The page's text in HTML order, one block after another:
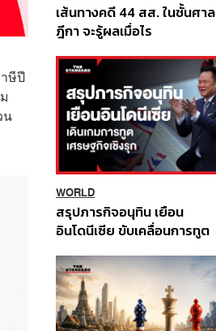
ษีปี
น
เส้นทางคดี 44 สส. ในชั้นศาล
ฎีกา จะรู้ผลเมื่อไร
WORLD
สรุปภารกิจอนุทิน เยือน
อินโดนีเซีย ขับเคลื่อนการทูต
ส่วนยุทธศาสตร์ไทย –
อินโดนีเซีย